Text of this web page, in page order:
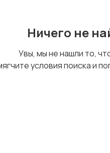
Ничего не
Увы, мы не нашли то,
условия поиска и